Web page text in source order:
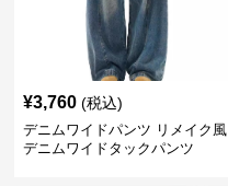
¥3,760 (税込)
デニムワイドパンツ リメイク風
デニムワイドタックパンツ